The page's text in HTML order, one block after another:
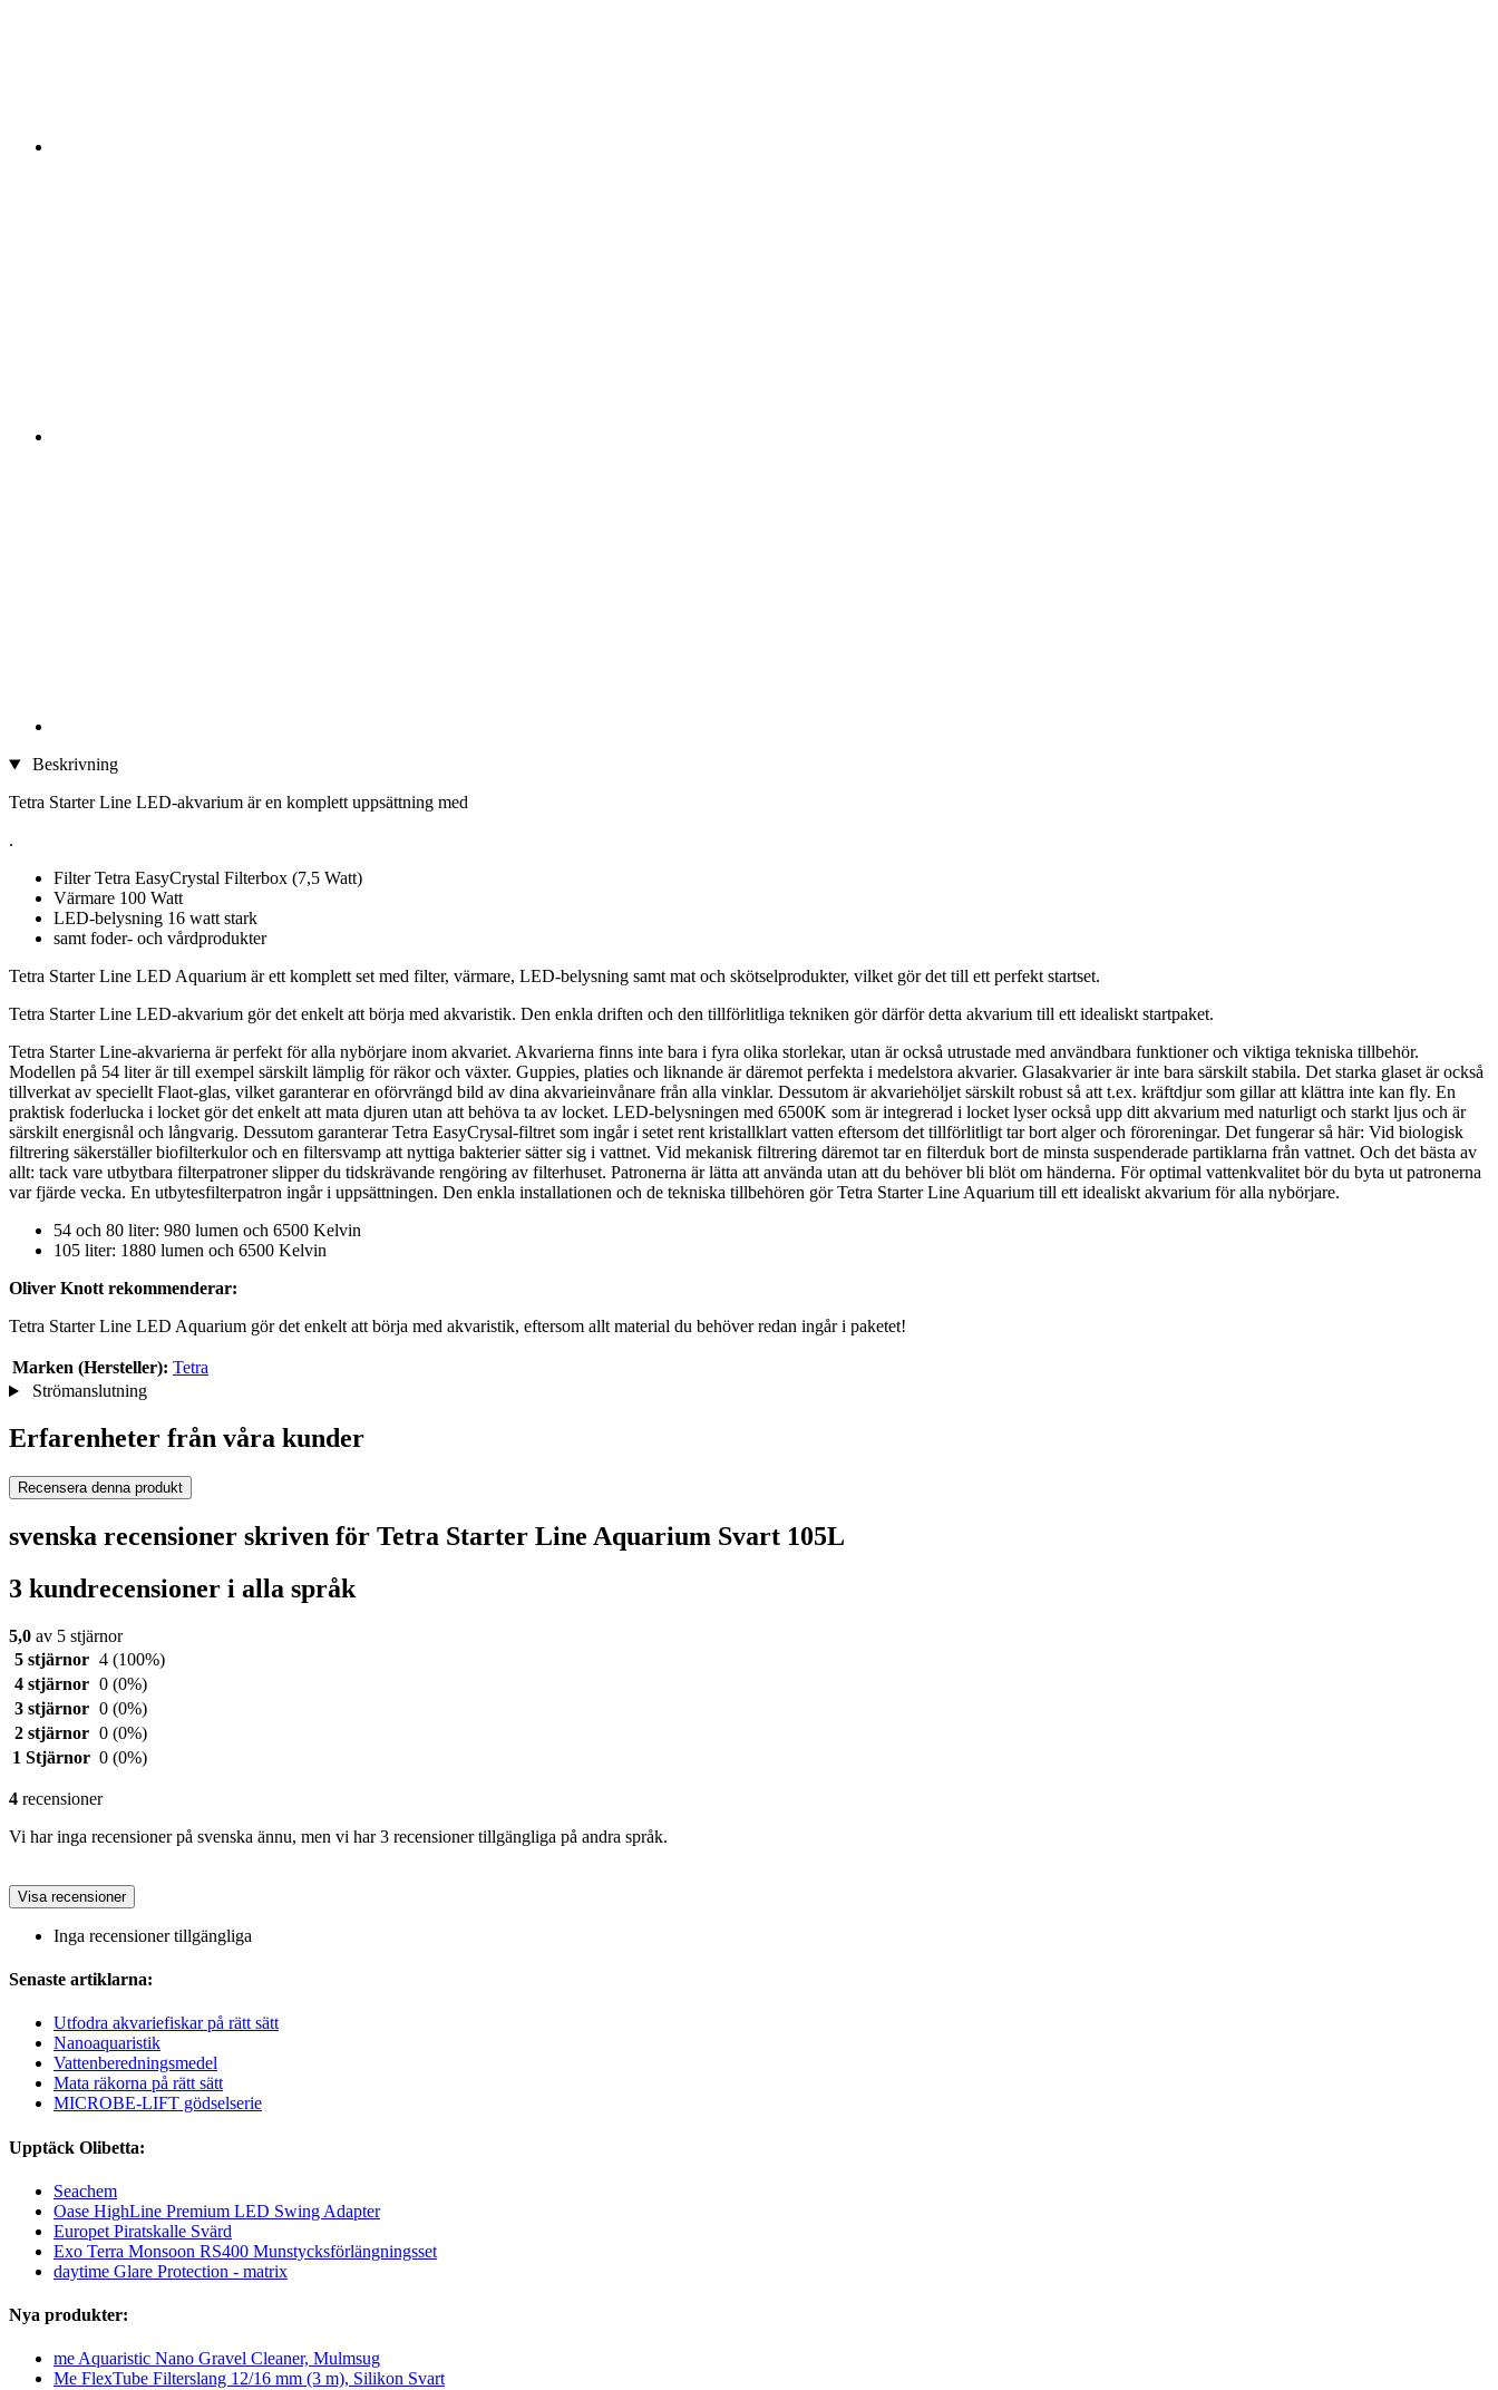
Beskrivning
Tetra Starter Line LED-akvarium är en komplett uppsättning med
.
Filter Tetra EasyCrystal Filterbox (7,5 Watt)
Värmare 100 Watt
LED-belysning 16 watt stark
samt foder- och vårdprodukter
Tetra Starter Line LED Aquarium är ett komplett set med filter, värmare, LED-belysning samt mat och skötselprodukter, vilket gör det till ett perfekt startset.
Tetra Starter Line LED-akvarium gör det enkelt att börja med akvaristik. Den enkla driften och den tillförlitliga tekniken gör därför detta akvarium till ett idealiskt startpaket.
Tetra Starter Line-akvarierna är perfekt för alla nybörjare inom akvariet. Akvarierna finns inte bara i fyra olika storlekar, utan är också utrustade med användbara funktioner och viktiga tekniska tillbehör.
Modellen på 54 liter är till exempel särskilt lämplig för räkor och växter. Guppies, platies och liknande är däremot perfekta i medelstora akvarier. Glasakvarier är inte bara särskilt stabila. Det starka glaset är också
tillverkat av speciellt Flaot-glas, vilket garanterar en oförvrängd bild av dina akvarieinvånare från alla vinklar. Dessutom är akvariehöljet särskilt robust så att t.ex. kräftdjur som gillar att klättra inte kan fly. En
praktisk foderlucka i locket gör det enkelt att mata djuren utan att behöva ta av locket. LED-belysningen med 6500K som är integrerad i locket lyser också upp ditt akvarium med naturligt och starkt ljus och är
särskilt energisnål och långvarig. Dessutom garanterar Tetra EasyCrysal-filtret som ingår i setet rent kristallklart vatten eftersom det tillförlitligt tar bort alger och föroreningar. Det fungerar så här: Vid biologisk
filtrering säkerställer biofilterkulor och en filtersvamp att nyttiga bakterier sätter sig i vattnet. Vid mekanisk filtrering däremot tar en filterduk bort de minsta suspenderade partiklarna från vattnet. Och det bästa av
allt: tack vare utbytbara filterpatroner slipper du tidskrävande rengöring av filterhuset. Patronerna är lätta att använda utan att du behöver bli blöt om händerna. För optimal vattenkvalitet bör du byta ut patronerna
var fjärde vecka. En utbytesfilterpatron ingår i uppsättningen. Den enkla installationen och de tekniska tillbehören gör Tetra Starter Line Aquarium till ett idealiskt akvarium för alla nybörjare.
54 och 80 liter: 980 lumen och 6500 Kelvin
105 liter: 1880 lumen och 6500 Kelvin
Oliver Knott rekommenderar:
Tetra Starter Line LED Aquarium gör det enkelt att börja med akvaristik, eftersom allt material du behöver redan ingår i paketet!
Marken (Hersteller): Tetra
Strömanslutning
Erfarenheter från våra kunder
Recensera denna produkt
svenska recensioner skriven för Tetra Starter Line Aquarium Svart 105L
3 kundrecensioner i alla språk
5,0 av 5 stjärnor
5 stjärnor 4 (100%)
4 stjärnor 0 (0%)
3 stjärnor 0 (0%)
2 stjärnor 0 (0%)
1 Stjärnor 0 (0%)
4 recensioner
Vi har inga recensioner på svenska ännu, men vi har 3 recensioner tillgängliga på andra språk.
Visa recensioner
Inga recensioner tillgängliga
Senaste artiklarna:
Utfodra akvariefiskar på rätt sätt
Nanoaquaristik
Vattenberedningsmedel
Mata räkorna på rätt sätt
MICROBE-LIFT gödselserie
Upptäck Olibetta:
Seachem
Oase HighLine Premium LED Swing Adapter
Europet Piratskalle Svärd
Exo Terra Monsoon RS400 Munstycksförlängningsset
daytime Glare Protection - matrix
Nya produkter:
me Aquaristic Nano Gravel Cleaner, Mulmsug
Me FlexTube Filterslang 12/16 mm (3 m), Silikon Svart